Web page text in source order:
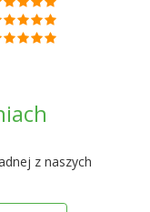
z naszych